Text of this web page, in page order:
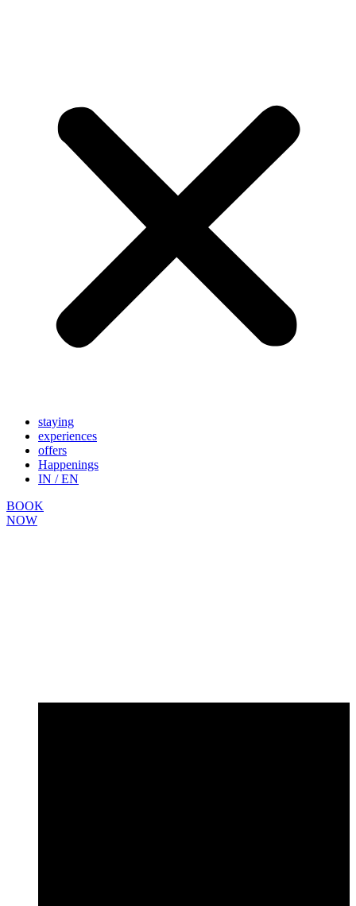
staying
experiences
offers
Happenings
IN / EN
BOOK
NOW